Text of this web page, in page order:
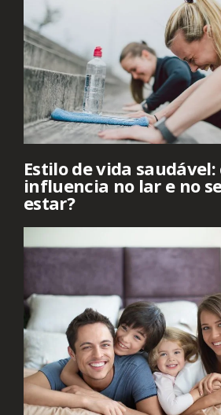
Estilo de vida saudável:
influencia no lar e no
estar?